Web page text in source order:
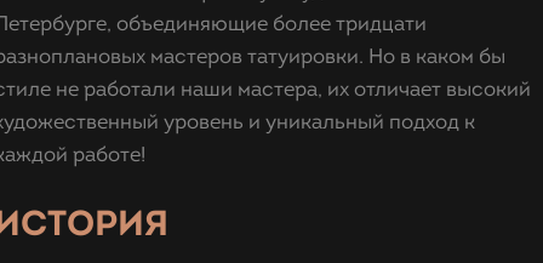
объединяющие более тридцати
мастеров татуировки. Но в каком бы
не работали наши мастера, их отличает высокий
уровень и уникальный подход к
работе!